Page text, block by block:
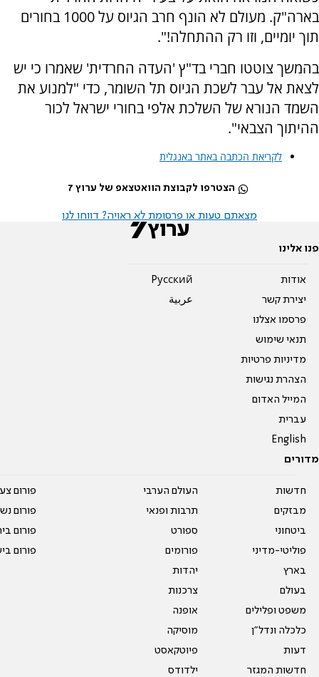
בארה"ק. מעולם לא הונף חרב הגיוס על 1000 בחורים
תוך יומיים, וזו רק ההתחלה!".
בהמשך צוטטו חברי בד"ץ 'העדה החרדית' שאמרו כי יש
לצאת אל עבר לשכת הגיוס תל השומר, כדי "למנוע את
השמד הנורא של השלכת אלפי בחורי ישראל לכור
ההיתוך הצבאי".
לקריאת הכתבה באתר באנגלית
הצטרפו לקבוצת הוואטצאפ של ערוץ 7
מצאתם טעות או פרסומת לא ראויה? דווחו לנו
פנו אלינו
אודות
יצירת קשר
פרסמו אצלנו
תנאי שימוש
מדיניות פרטיות
הצהרת נגישות
המייל האדום
עברית
English
Pусский
عربية
מדורים
חדשות
מבזקים
ביטחוני
פוליטי-מדיני
בארץ
בעולם
משפט ופלילים
כלכלה ונדל"ן
דעות
חדשות המגזר
העולם הערבי
תרבות ופנאי
ספורט
פורומים
יהדות
צרכנות
אופנה
מוסיקה
פיוטקאסט
ילדודס
פורום
פורום
פורום
פורום